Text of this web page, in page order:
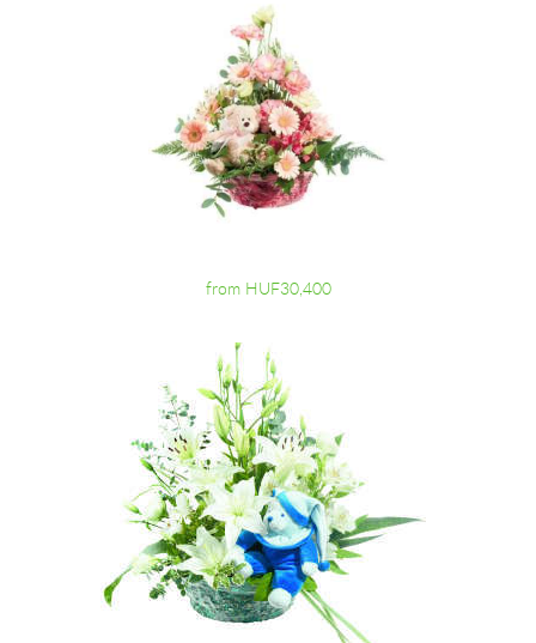
from HUF30,400